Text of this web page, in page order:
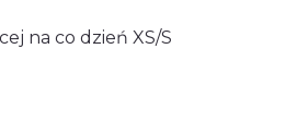
na co dzień XS/S